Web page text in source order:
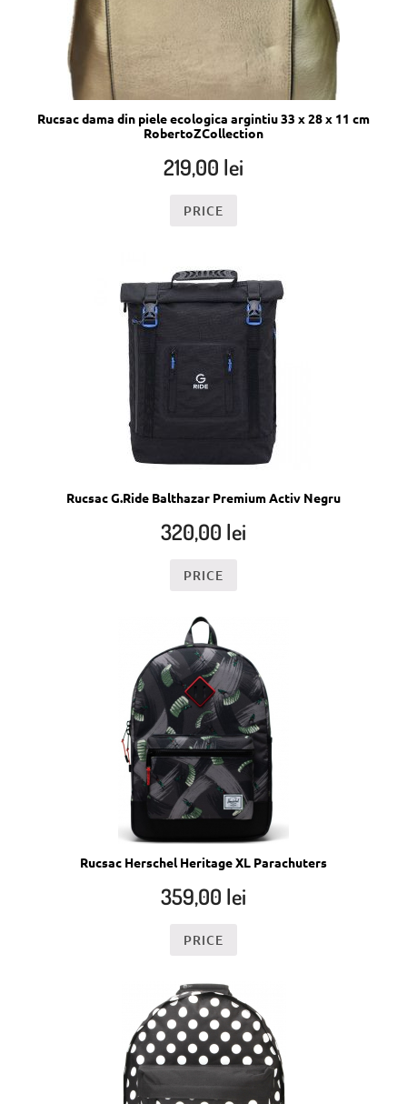
Rucsac dama din piele ecologica argintiu 33 x 28 x 11 cm
RobertoZCollection
219,00 lei
PRICE
Rucsac G.Ride Balthazar Premium Activ Negru
320,00 lei
PRICE
Rucsac Herschel Heritage XL Parachuters
359,00 lei
PRICE